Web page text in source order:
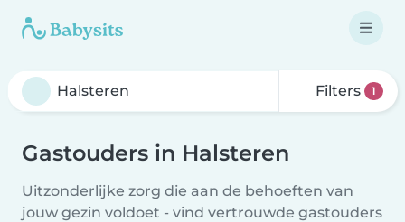
Filters 1
Gastouders in Halsteren
Uitzonderlijke zorg die aan de behoeften van
jouw gezin voldoet - vind vertrouwde gastouders